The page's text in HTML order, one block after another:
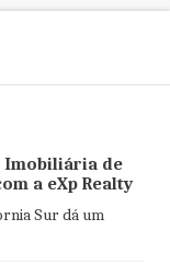
Imobiliária de
a eXp Realty
Sur dá um